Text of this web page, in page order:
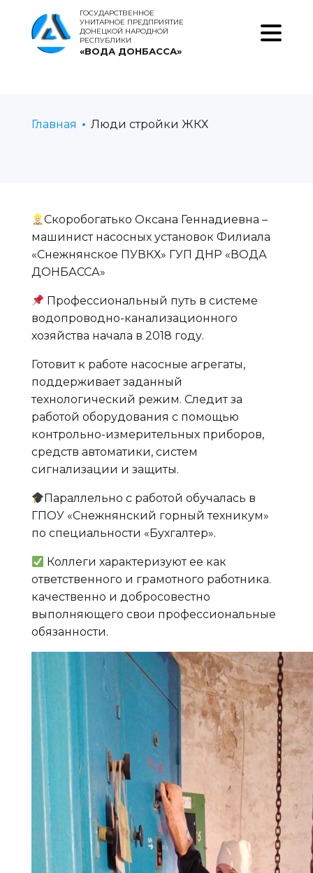
ГОСУДАРСТВЕННОЕ
УНИТАРНОЕ ПРЕДПРИЯТИЕ
ДОНЕЦКОЙ НАРОДНОЙ
РЕСПУБЛИКИ
«ВОДА ДОНБАССА»
Главная Люди стройки ЖКХ
‍‍Скоробогатько Оксана Геннадиевна –
машинист насосных установок Филиала
«Снежнянское ПУВКХ» ГУП ДНР «ВОДА
ДОНБАССА»
Профессиональный путь в системе
водопроводно-канализационного
хозяйства начала в 2018 году.
Готовит к работе насосные агрегаты,
поддерживает заданный
технологический режим. Следит за
работой оборудования с помощью
контрольно-измерительных приборов,
средств автоматики, систем
сигнализации и защиты.
Параллельно с работой обучалась в
ГПОУ «Снежнянский горный техникум»
по специальности «Бухгалтер».
Коллеги характеризуют ее как
ответственного и грамотного работника.
качественно и добросовестно
выполняющего свои профессиональные
обязанности.